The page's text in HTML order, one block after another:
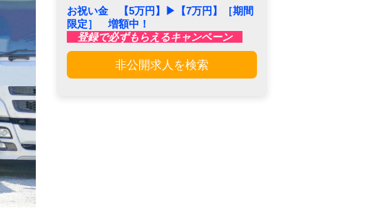
お祝い金 【5万円】▶︎【7万円】［期間
限定］ 増額中！
登録で必ずもらえるキャンペーン
非公開求人を検索